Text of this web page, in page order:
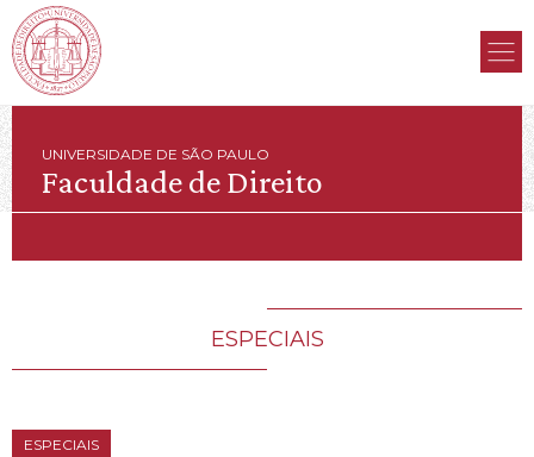
UNIVERSIDADE DE SÃO PAULO
Faculdade de Direito
ESPECIAIS
ESPECIAIS